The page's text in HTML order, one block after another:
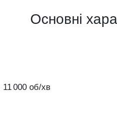
Основні
11 000 об/хв